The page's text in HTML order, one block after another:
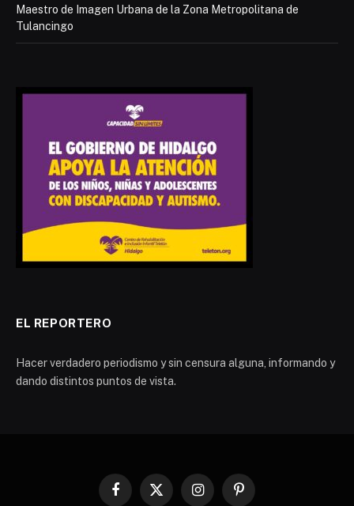
Maestro de Imagen Urbana de la Zona Metropolitana de
Tulancingo
EL REPORTERO
Hacer verdadero periodismo y sin censura alguna, informando y
dando distintos puntos de vista.
Facebook
X
InstagramPinterest